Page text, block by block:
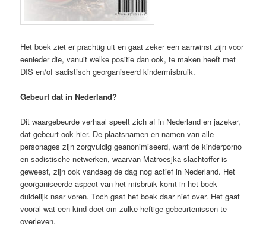
Het boek ziet er prachtig uit en gaat zeker een aanwinst zijn voor
eenieder die, vanuit welke positie dan ook, te maken heeft met
DIS en/of sadistisch georganiseerd kindermisbruik.
Gebeurt dat in Nederland?
Dit waargebeurde verhaal speelt zich af in Nederland en jazeker,
dat gebeurt ook hier. De plaatsnamen en namen van alle
personages zijn zorgvuldig geanonimiseerd, want de kinderporno
en sadistische netwerken, waarvan Matroesjka slachtoffer is
geweest, zijn ook vandaag de dag nog actief in Nederland. Het
georganiseerde aspect van het misbruik komt in het boek
duidelijk naar voren. Toch gaat het boek daar niet over. Het gaat
vooral wat een kind doet om zulke heftige gebeurtenissen te
overleven.